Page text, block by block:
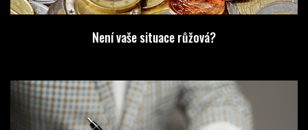
Není vaše situace růžová?